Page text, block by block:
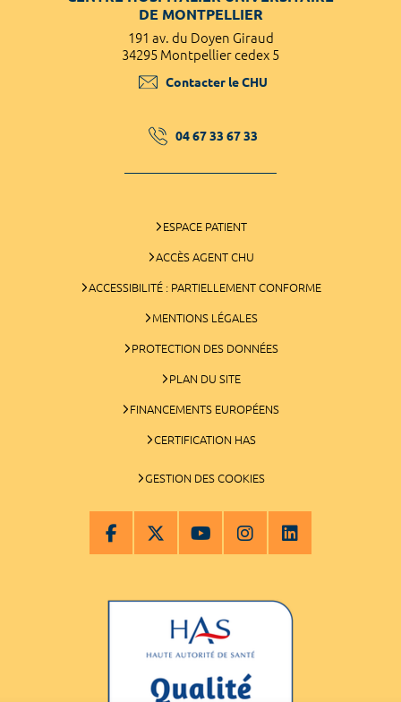
DE MONTPELLIER
191 av. du Doyen Giraud
34295 Montpellier cedex 5
Contacter le CHU
04 67 33 67 33
ESPACE PATIENT
ACCÈS AGENT CHU
ACCESSIBILITÉ : PARTIELLEMENT CONFORME
MENTIONS LÉGALES
PROTECTION DES DONNÉES
PLAN DU SITE
FINANCEMENTS EUROPÉENS
CERTIFICATION HAS
GESTION DES COOKIES